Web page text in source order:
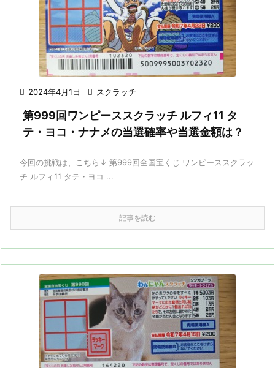
 2024年4月1日  スクラッチ
第999回ワンピーススクラッチ ルフィ11 タ
テ・ヨコ・ナナメの当選確率や当選金額は？
今回の挑戦は、こちら↓ 第999回全国宝くじ ワンピーススクラッ
チ ルフィ11 タテ・ヨコ ...
記事を読む